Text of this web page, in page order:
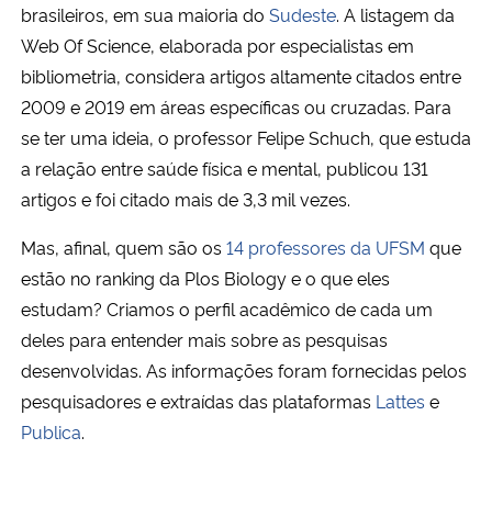
brasileiros, em sua maioria do Sudeste. A listagem da
Web Of Science, elaborada por especialistas em
bibliometria, considera artigos altamente citados entre
2009 e 2019 em áreas específicas ou cruzadas. Para
se ter uma ideia, o professor Felipe Schuch, que estuda
a relação entre saúde física e mental, publicou 131
artigos e foi citado mais de 3,3 mil vezes.
Mas, afinal, quem são os14 professores da UFSM que
estão no ranking da Plos Biology e o que eles
estudam? Criamos o perfil acadêmico de cada um
deles para entender mais sobre as pesquisas
desenvolvidas. As informações foram fornecidas pelos
pesquisadores e extraídas das plataformas Lattes e
Publica.